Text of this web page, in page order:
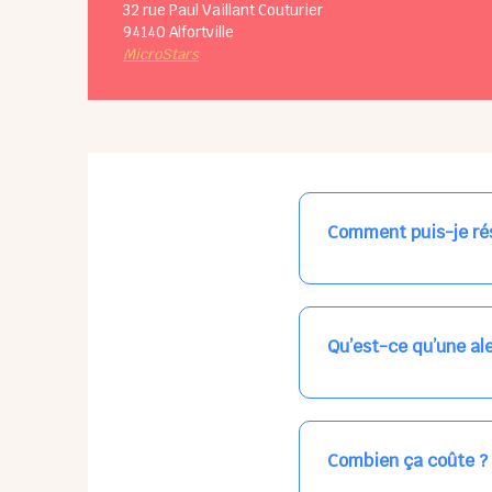
32 rue Paul Vaillant Couturier
94140 Alfortville
MicroStars
Comment puis-je
Nos places libres au
qui vous intéresse,
Qu’est-ce qu’une
Vous avez besoin
les places disponibles
Combien ça coûte ?